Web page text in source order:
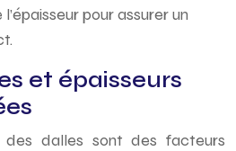
pour assurer un
et épaisseurs
dalles sont des facteurs